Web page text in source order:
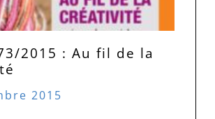
2015 : Au fil de la
2015